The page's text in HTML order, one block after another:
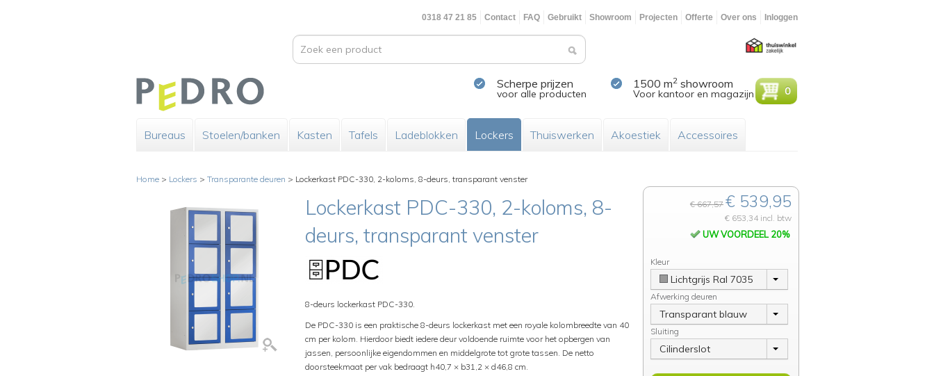
0318 47 21 85 Contact FAQ Gebruikt Showroom Projecten Offerte Over ons Inloggen
Scherpe prijzen
voor alle producten
1500 m2 showroom
Voor kantoor en magazijn 0
Bureaus Stoelen/banken Kasten Tafels Ladeblokken Lockers Thuiswerken Akoestiek Accessoires
Home > Lockers > Transparante deuren > Lockerkast PDC-330, 2-koloms, 8-deurs, transparant venster
Lockerkast PDC-330, 2-koloms, 8-
deurs, transparant venster
8-deurs lockerkast PDC-330.
De PDC-330 is een praktische 8-deurs lockerkast met een royale kolombreedte van 40
cm per kolom. Hierdoor biedt iedere deur voldoende ruimte voor het opbergen van
jassen, persoonlijke eigendommen en middelgrote tot grote tassen. De netto
doorsteekmaat per vak bedraagt h40,7 × b31,2 × d46,8 cm.
€ 667,57 € 539,95
€ 653,34 incl. btw
UW VOORDEEL 20%
Kleur
Lichtgrijs Ral 7035
Afwerking deuren
Transparant blauw
Sluiting
Cilinderslot